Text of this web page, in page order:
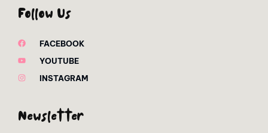
Follow Us
FACEBOOK
YOUTUBE
INSTAGRAM
Newsletter